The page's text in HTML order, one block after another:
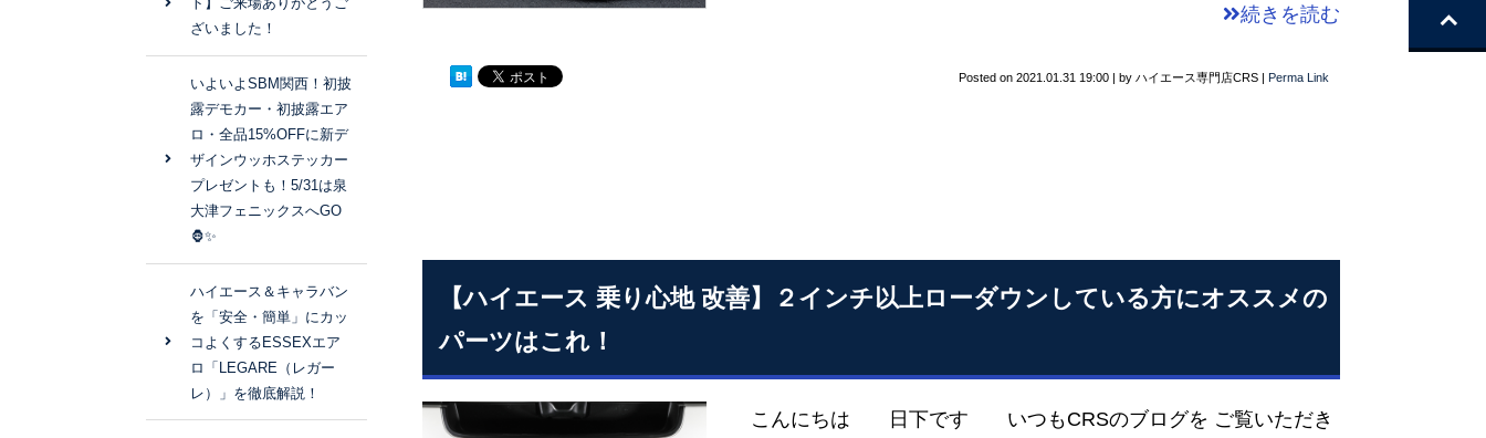
続きを読む
Posted on 2021.01.31 19:00 | by ハイエース専門店CRS | Perma Link
【ハイエース 乗り心地 改善】２インチ以上ローダウンしている方にオススメの
パーツはこれ！
こんにちは 日下です いつもCRSのブログを ご覧いただき
ざいました！
いよいよSBM関西！初披
露デモカー・初披露エア
ロ・全品15%OFFに新デ
ザインウッホステッカー
プレゼントも！5/31は泉
大津フェニックスへGO
🦍✨
ハイエース＆キャラバン
を「安全・簡単」にカッ
コよくするESSEXエア
ロ「LEGARE（レガー
レ）」を徹底解説！